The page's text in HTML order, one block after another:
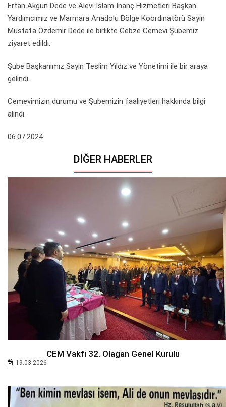
Ertan Akgün Dede ve Alevi İslam İnanç Hizmetleri Başkan
Yardımcımız ve Marmara Anadolu Bölge Koordinatörü Sayın
Mustafa Özdemir Dede ile birlikte Gebze Cemevi Şubemiz
ziyaret edildi.
Şube Başkanımız Sayın Teslim Yıldız ve Yönetimi ile bir araya
gelindi.
Cemevimizin durumu ve Şubemizin faaliyetleri hakkında bilgi
alındı.
06.07.2024
DIĞER HABERLER
CEM Vakfı 32. Olağan Genel Kurulu
19.03.2026